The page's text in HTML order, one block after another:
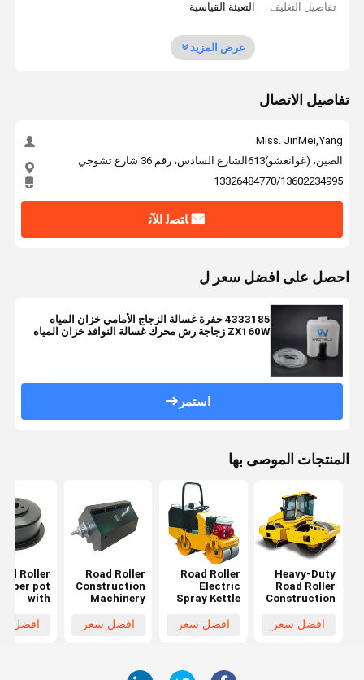
تفاصيل التغليف التعبئة القياسية
عرض المزيد
تفاصيل الاتصال
Miss. JinMei,Yang
الصين، (غوانغشو)613الشارع السادس، رقم 36 شارع تشوجي
13326484770/13602234995
ﺎﺘﺼﻟ ﺍﻶﻧ
احصل على افضل سعر ل
4333185 حفرة غسالة الزجاج الأمامي خزان المياه
ZX160W زجاجة رش محرك غسالة النوافذ خزان المياه
استمر
المنتجات الموصى بها
Heavy-Duty
Road Roller
Construction
Wiper Kettle
افضل سعر
Road Roller
Electric
Spray Kettle
Performance
Piece
افضل سعر
Road Roller
Construction
Machinery
Minimum
افضل سعر
Roller
Wiper pot
with
quantity
افضل